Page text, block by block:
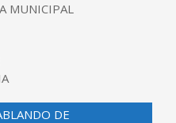
MUNICIPAL
DE